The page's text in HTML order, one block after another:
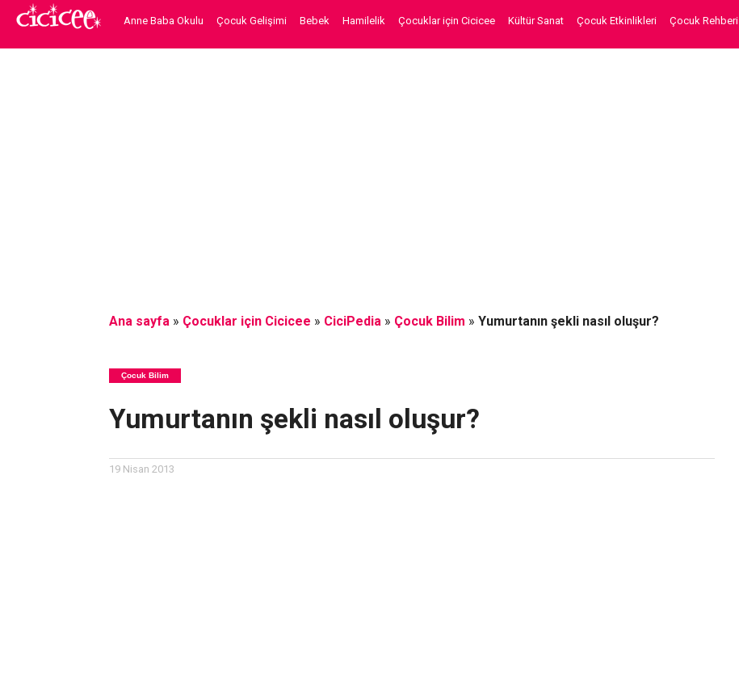
Anne Baba Okulu Çocuk Gelişimi Bebek Hamilelik Çocuklar için Cicicee Kültür Sanat Çocuk Etkinlikleri Çocuk Rehberi
Ana sayfa» Çocuklar için Cicicee » CiciPedia» Çocuk Bilim » Yumurtanın şekli nasıl oluşur?
Çocuk Bilim
Yumurtanın şekli nasıl oluşur?
19 Nisan 2013